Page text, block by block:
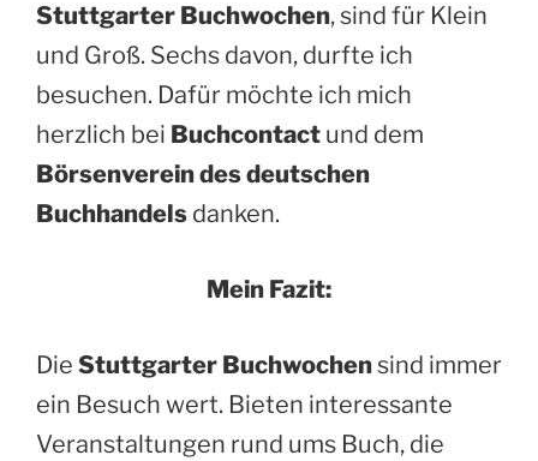
Stuttgarter Buchwochen, sind für Klein
und Groß. Sechs davon, durfte ich
besuchen. Dafür möchte ich mich
herzlich bei Buchcontact und dem
Börsenverein des deutschen
Buchhandels danken.
Mein Fazit:
Die Stuttgarter Buchwochensind immer
ein Besuch wert. Bieten interessante
Veranstaltungen rund ums Buch, die